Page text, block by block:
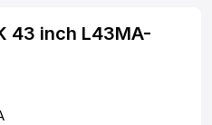
43 inch L43MA-